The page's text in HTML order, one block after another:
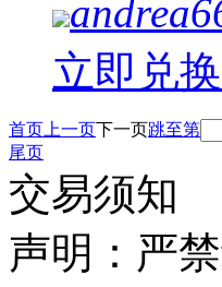
立即兑换
首页 上一页下一页跳至第
尾页
交易须知
声明 ：严